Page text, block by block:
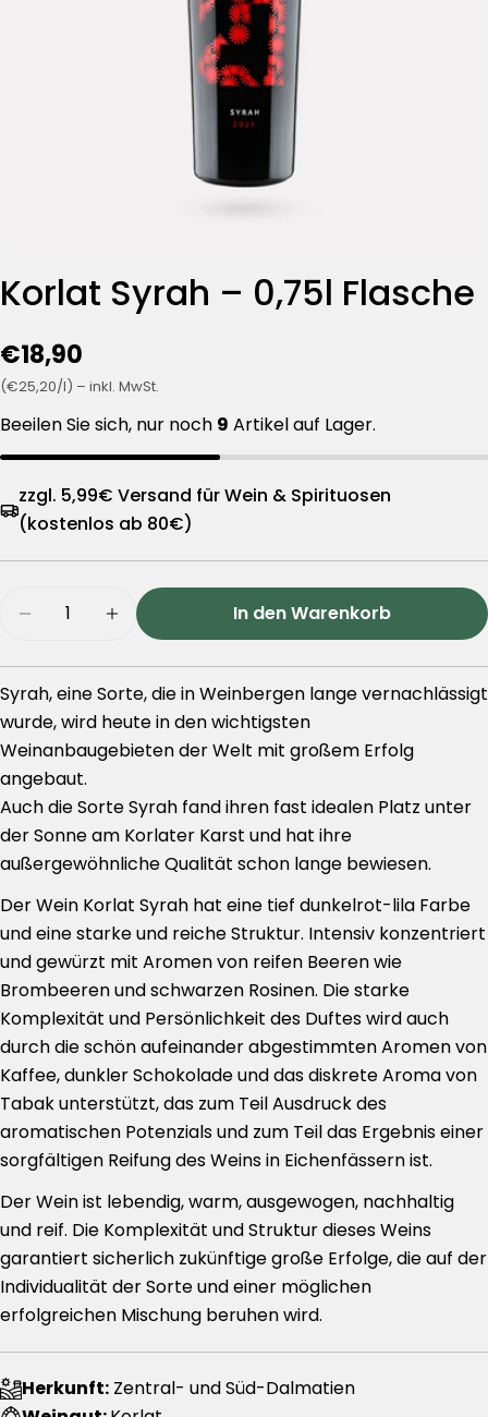
Korlat Syrah – 0,75l Flasche
€18,90
(€25,20/l) – inkl. MwSt.
Beeilen Sie sich, nur noch 9 Artikel auf Lager.
zzgl. 5,99€ Versand für Wein & Spirituosen
(kostenlos ab 80€)
Menge für Korlat Syrah – 0,75l Flasche
Menge für Korlat Syrah – 0,75l
In den Warenkorb
Syrah, eine Sorte, die in Weinbergen lange vernachlässigt
wurde, wird heute in den wichtigsten
Weinanbaugebieten der Welt mit großem Erfolg
angebaut.
Auch die Sorte Syrah fand ihren fast idealen Platz unter
der Sonne am Korlater Karst und hat ihre
außergewöhnliche Qualität schon lange bewiesen.
Der Wein Korlat Syrah hat eine tief dunkelrot-lila Farbe
und eine starke und reiche Struktur. Intensiv konzentriert
und gewürzt mit Aromen von reifen Beeren wie
Brombeeren und schwarzen Rosinen. Die starke
Komplexität und Persönlichkeit des Duftes wird auch
durch die schön aufeinander abgestimmten Aromen von
Kaffee, dunkler Schokolade und das diskrete Aroma von
Tabak unterstützt, das zum Teil Ausdruck des
aromatischen Potenzials und zum Teil das Ergebnis einer
sorgfältigen Reifung des Weins in Eichenfässern ist.
Der Wein ist lebendig, warm, ausgewogen, nachhaltig
und reif. Die Komplexität und Struktur dieses Weins
garantiert sicherlich zukünftige große Erfolge, die auf der
Individualität der Sorte und einer möglichen
erfolgreichen Mischung beruhen wird.
Herkunft: Zentral- und Süd-Dalmatien